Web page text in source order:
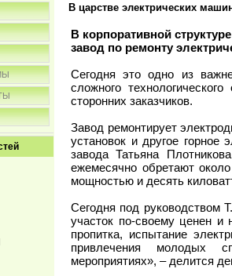
В царстве электрических
В корпоративной
завод по ремонту
Сегодня это одно из
сложного
сторонних заказчиков.
Завод ремонтирует
установок и другое горное
завода Татьяна
ежемесячно обретают
мощностью и десять
Сегодня под руководством
участок по-своему ценен и
пропитка, испытание
привлечения молодых
мероприятиях», – делится